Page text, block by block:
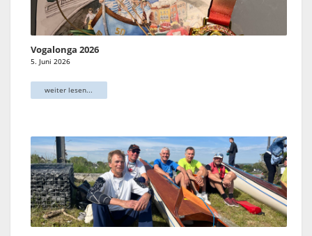
Vogalonga 2026
5. Juni 2026
weiter lesen...